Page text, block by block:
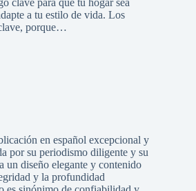
clave para que tu hogar sea
a tu estilo de vida. Los
porque…
en español excepcional y
por su periodismo diligente y su
un diseño elegante y contenido
y la profundidad